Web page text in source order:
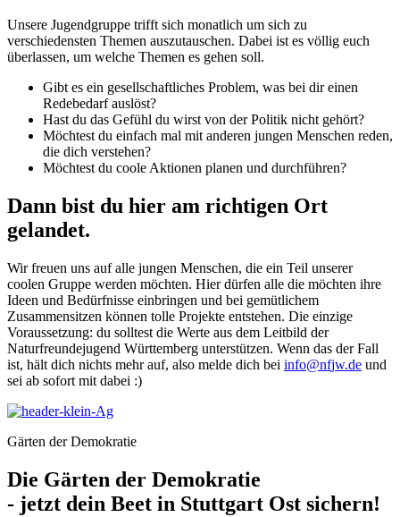
Unsere Jugendgruppe trifft sich monatlich um sich zu
verschiedensten Themen auszutauschen. Dabei ist es völlig euch
überlassen, um welche Themen es gehen soll.
Gibt es ein gesellschaftliches Problem, was bei dir einen
Redebedarf auslöst?
Hast du das Gefühl du wirst von der Politik nicht gehört?
Möchtest du einfach mal mit anderen jungen Menschen reden,
die dich verstehen?
Möchtest du coole Aktionen planen und durchführen?
Dann bist du hier am richtigen Ort
gelandet.
Wir freuen uns auf alle jungen Menschen, die ein Teil unserer
coolen Gruppe werden möchten. Hier dürfen alle die möchten ihre
Ideen und Bedürfnisse einbringen und bei gemütlichem
Zusammensitzen können tolle Projekte entstehen. Die einzige
Voraussetzung: du solltest die Werte aus dem Leitbild der
Naturfreundejugend Württemberg unterstützen. Wenn das der Fall
ist, hält dich nichts mehr auf, also melde dich bei info nfjw.de und
sei ab sofort mit dabei :)
Gärten der Demokratie
Die Gärten der Demokratie
- jetzt dein Beet in Stuttgart Ost sichern!